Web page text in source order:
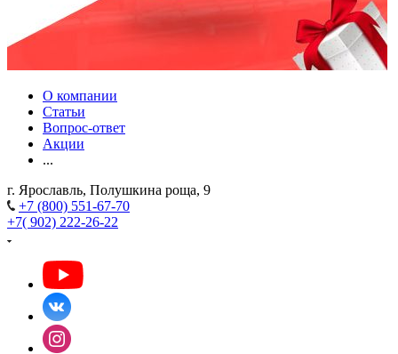
О компании
Статьи
Вопрос-ответ
Акции
...
г. Ярославль, Полушкина роща, 9
+7 (800) 551-67-70
+7( 902) 222-26-22